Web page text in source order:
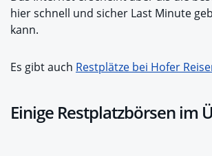
hier schnell und sicher Last Minute
kann.
Es gibt auch Restplätze bei Hofer
Einige Restplatzbörsen im